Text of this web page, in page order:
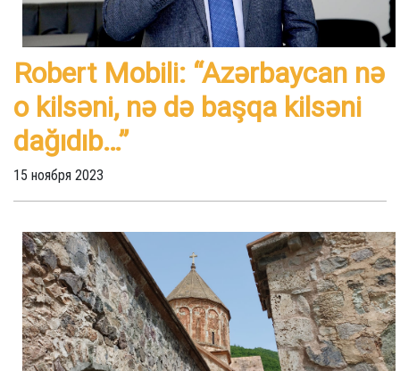
Robert Mobili: “Azərbaycan nə
o kilsəni, nə də başqa kilsəni
dağıdıb…”
15 ноября 2023